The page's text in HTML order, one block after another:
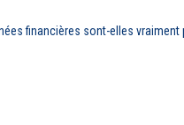
financières sont-elles vraiment